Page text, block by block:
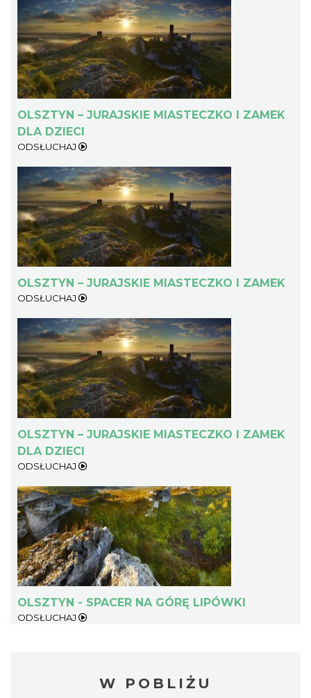
OLSZTYN – JURAJSKIE MIASTECZKO I ZAMEK
DLA DZIECI
ODSŁUCHAJ
OLSZTYN – JURAJSKIE MIASTECZKO I ZAMEK
ODSŁUCHAJ
OLSZTYN – JURAJSKIE MIASTECZKO I ZAMEK
DLA DZIECI
ODSŁUCHAJ
OLSZTYN - SPACER NA GÓRĘ LIPÓWKI
ODSŁUCHAJ
W POBLIŻU